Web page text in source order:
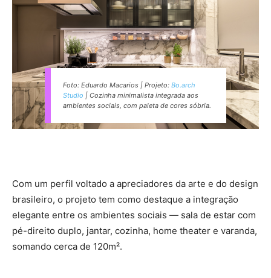
Foto: Eduardo Macarios | Projeto: Bo.arch
Studio | Cozinha minimalista integrada aos
ambientes sociais, com paleta de cores sóbria.
Com um perfil voltado a apreciadores da arte e do design
brasileiro, o projeto tem como destaque a integração
elegante entre os ambientes sociais — sala de estar com
pé-direito duplo, jantar, cozinha, home theater e varanda,
somando cerca de 120m².